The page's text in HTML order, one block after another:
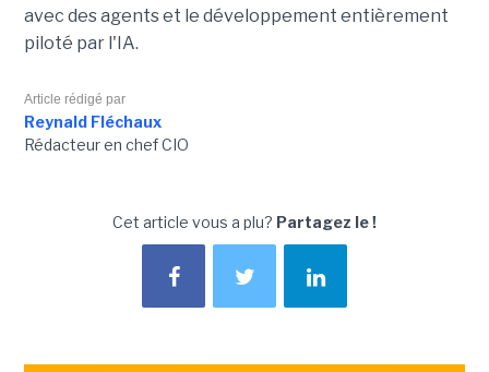
avec des agents et le développement entièrement
piloté par l'IA.
Article rédigé par
Reynald Fléchaux
Rédacteur en chef CIO
Cet article vous a plu? Partagez le !